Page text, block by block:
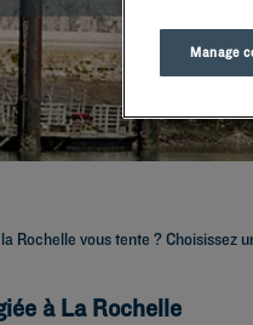
Rochelle vous tente ? Choisissez
à La Rochelle
Manage